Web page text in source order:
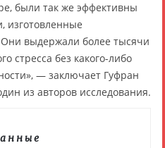
были так же эффективны
изготовленные
выдержали более тысячи
стресса без какого-либо
— заключает Гуфран
из авторов исследования.